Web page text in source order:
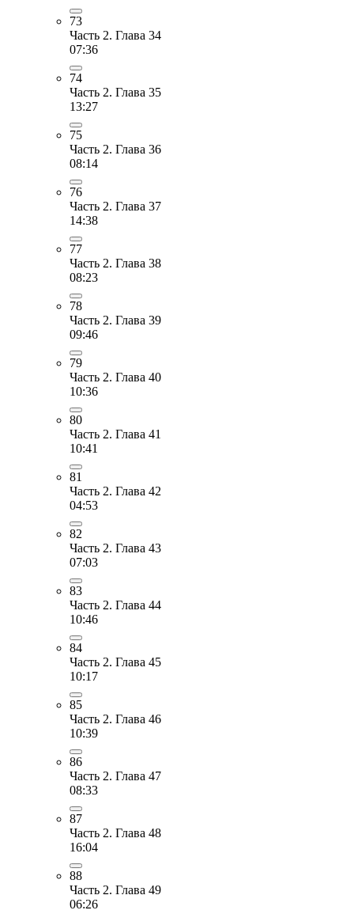
73
Часть 2. Глава 34
07:36
74
Часть 2. Глава 35
13:27
75
Часть 2. Глава 36
08:14
76
Часть 2. Глава 37
14:38
77
Часть 2. Глава 38
08:23
78
Часть 2. Глава 39
09:46
79
Часть 2. Глава 40
10:36
80
Часть 2. Глава 41
10:41
81
Часть 2. Глава 42
04:53
82
Часть 2. Глава 43
07:03
83
Часть 2. Глава 44
10:46
84
Часть 2. Глава 45
10:17
85
Часть 2. Глава 46
10:39
86
Часть 2. Глава 47
08:33
87
Часть 2. Глава 48
16:04
88
Часть 2. Глава 49
06:26